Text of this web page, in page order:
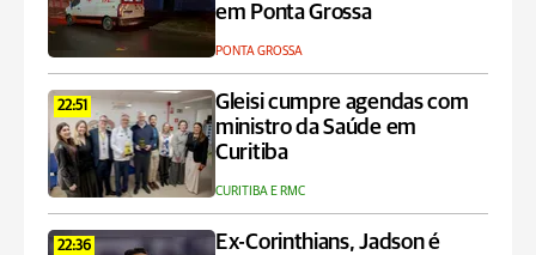
em Ponta Grossa
PONTA GROSSA
22:51
Gleisi cumpre agendas com
ministro da Saúde em
Curitiba
CURITIBA E RMC
22:36
Ex-Corinthians, Jadson é